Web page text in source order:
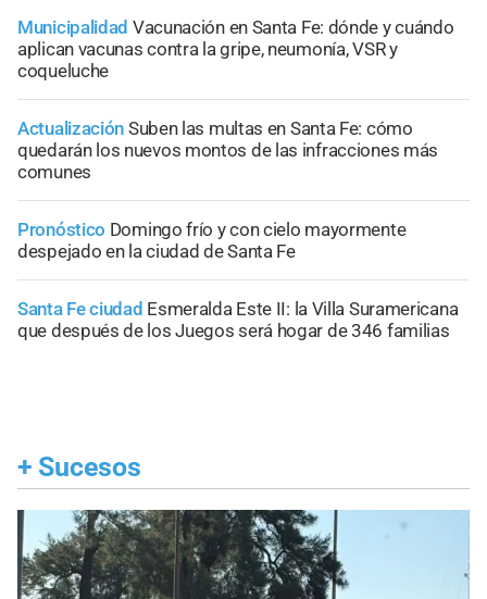
Municipalidad Vacunación en Santa Fe: dónde y cuándo
aplican vacunas contra la gripe, neumonía, VSR y
coqueluche
Actualización Suben las multas en Santa Fe: cómo
quedarán los nuevos montos de las infracciones más
comunes
Pronóstico Domingo frío y con cielo mayormente
despejado en la ciudad de Santa Fe
Santa Fe ciudad Esmeralda Este II: la Villa Suramericana
que después de los Juegos será hogar de 346 familias
+ Sucesos